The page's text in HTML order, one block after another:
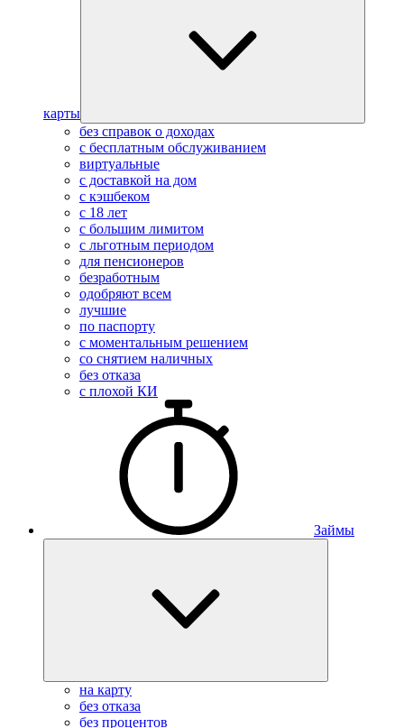
карты
без справок о доходах
с бесплатным обслуживанием
виртуальные
с доставкой на дом
с кэшбеком
с 18 лет
с большим лимитом
с льготным периодом
для пенсионеров
безработным
одобряют всем
лучшие
по паспорту
с моментальным решением
со снятием наличных
без отказа
с плохой КИ
Займы
на карту
без отказа
без процентов